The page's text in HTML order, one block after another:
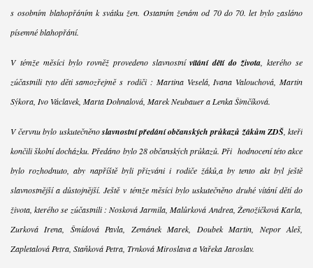
s osobním blahopřáním k svátku žen. Ostatním ženám od 70 do 70. let bylo zasláno
písemné blahopřání.
V témže měsíci bylo rovněž provedeno slavnostnívítání dětí do života , kterého se
zúčastnili tyto děti samozřejmě s rodiči : Martina Veselá, Ivana Valouchová, Martin
Sýkora, Ivo Václavek, Marta Dohnalová, Marek Neubauer a Lenka Šimčíková.
V červnu bylo uskutečněnoslavnostní předání občanských průkazů žákům ZDŠ, kteří
končili školní docházku. Předáno bylo 28 občanských průkazů. Při hodnocení této akce
bylo rozhodnuto, aby napříště byli přizváni i rodiče žáků,a by tento akt byl ještě
slavnostnější a důstojnější. Ještě v témže měsíci bylo uskutečněno druhé vítání dětí do
života, kterého se zúčastnili : Nosková Jarmila, Malůrková Andrea, Ženožičková Karla,
Zurková Irena, Šmídová Pavla, Zemánek Marek, Doubek Martin, Nepor Aleš,
Zapletalová Petra, Staňková Petra, Trnková Miroslava a Vařeka Jaroslav.